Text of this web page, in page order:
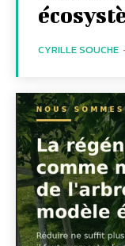
CYRILLE SOUCHE